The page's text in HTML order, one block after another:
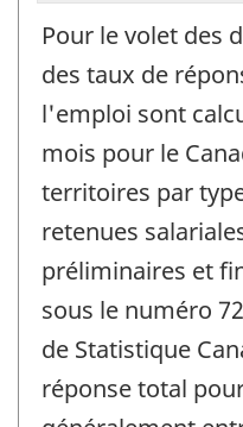
Pour le volet des
des taux de
l'emploi sont
mois pour le
territoires par
retenues
préliminaires et
sous le numéro
de Statistique
réponse total